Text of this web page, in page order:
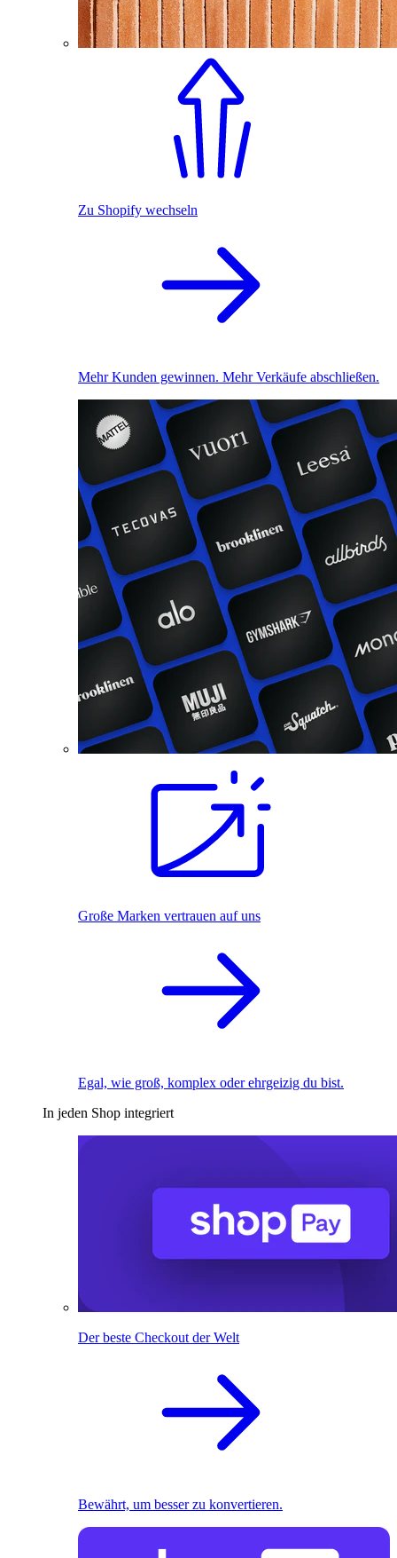
Zu Shopify wechseln
Mehr Kunden gewinnen. Mehr Verkäufe abschließen.
Große Marken vertrauen auf uns
Egal, wie groß, komplex oder ehrgeizig du bist.
In jeden Shop integriert
Der beste Checkout der Welt
Bewährt, um besser zu konvertieren.